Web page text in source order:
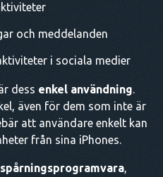
och meddelanden
i sociala medier
dess enkel användning.
även för dem som inte är
att användare enkelt kan
från sina iPhones.
,